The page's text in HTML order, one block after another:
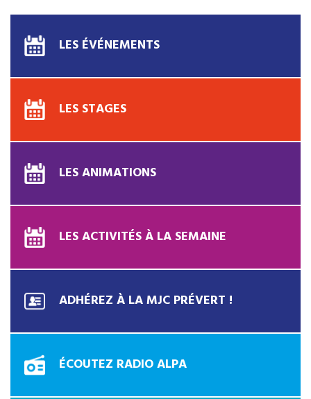
LES ÉVÉNEMENTS
LES STAGES
LES ANIMATIONS
LES ACTIVITÉS À LA SEMAINE
ADHÉREZ À LA MJC PRÉVERT !
ÉCOUTEZ RADIO ALPA